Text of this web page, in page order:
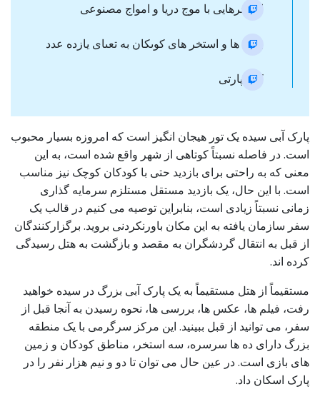
استخرهایی با موج دریا و امواج مصنوعی
بازی ها و استخر های كوىكان به تعىاى يازده عدد
کف پارتی
پارک آبی سیده یک تور هیجان انگیز است که امروزه بسیار محبوب
است. در فاصله نسبتاً کوتاهی از شهر واقع شده است، به این
معنی که به راحتی برای بازدید حتی با کودکان کوچک نیز مناسب
است. با این حال، یک بازدید مستقل مستلزم سرمایه گذاری
زمانی نسبتاً زیادی است، بنابراین توصیه می کنیم در قالب یک
سفر سازمان یافته به این مکان باورنکردنی بروید. برگزارکنندگان
از قبل به انتقال گردشگران به مقصد و بازگشت به هتل رسیدگی
کرده اند.
مستقیماً از هتل مستقیماً به یک پارک آبی بزرگ در سیده خواهید
رفت، فیلم ها، عکس ها، بررسی ها، نحوه رسیدن به آنجا قبل از
سفر، می توانید از قبل ببینید. این مرکز سرگرمی با یک منطقه
بزرگ دارای ده ها سرسره، سه استخر، مناطق کودکان و زمین
های بازی است. در عین حال می توان تا دو و نیم هزار نفر را در
پارک اسکان داد.